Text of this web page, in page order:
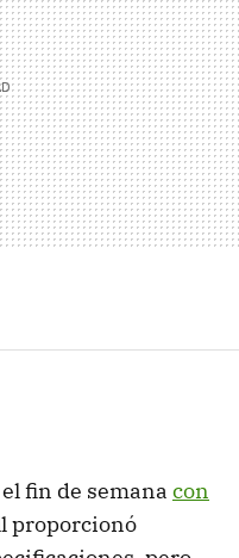
fin de semana con
proporcionó